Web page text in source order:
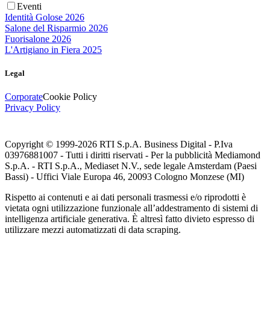
Eventi
Identità Golose 2026
Salone del Risparmio 2026
Fuorisalone 2026
L'Artigiano in Fiera 2025
Legal
CorporateCookie Policy
Privacy Policy
Copyright © 1999-2026 RTI S.p.A. Business Digital - P.Iva
03976881007 - Tutti i diritti riservati - Per la pubblicità Mediamond
S.p.A. - RTI S.p.A., Mediaset N.V., sede legale Amsterdam (Paesi
Bassi) - Uffici Viale Europa 46, 20093 Cologno Monzese (MI)
Rispetto ai contenuti e ai dati personali trasmessi e/o riprodotti è
vietata ogni utilizzazione funzionale all’addestramento di sistemi di
intelligenza artificiale generativa. È altresì fatto divieto espresso di
utilizzare mezzi automatizzati di data scraping.